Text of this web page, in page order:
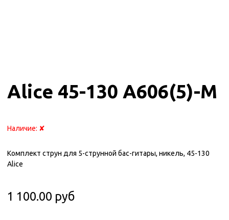
Alice 45-130 A606(5)-M
Наличие: ✘
Комплект струн для 5-струнной бас-гитары, никель, 45-130
Alice
1 100.00 руб